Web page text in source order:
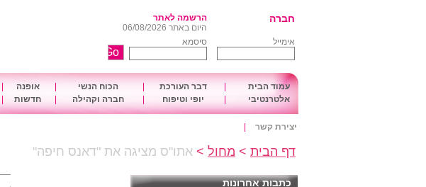
חברה
הרשמה לאתר
היום באתר 06/08/2026
אימייל
סיסמא
עמוד הבית דבר העורכת הכוח הנשי אופנה
אלטרנטיבי
יופי וטיפוח חברה וקהילה חדשות
יצירת קשר
דף הבית > מחול > אתו"ס מציגה את "דאנס חיפה"
כתבות אחרונות